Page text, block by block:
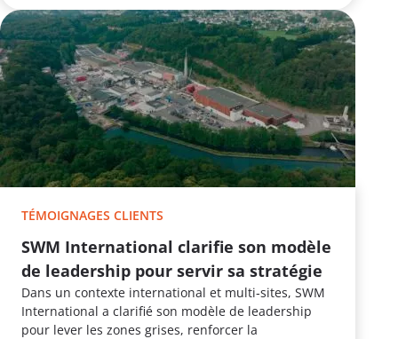
TÉMOIGNAGES CLIENTS
SWM International clarifie son modèle
de leadership pour servir sa stratégie
Dans un contexte international et multi‑sites, SWM
International a clarifié son modèle de leadership
pour lever les zones grises, renforcer la